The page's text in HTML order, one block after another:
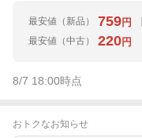
最安値 （新品） 759円
最安値 （中古） 220円
8/7 18:00時点
おトクなお知らせ